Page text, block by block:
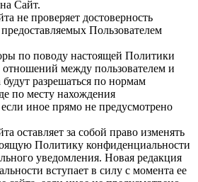
Сайт.
не проверяет достоверность
Пользователем
по поводу настоящей Политики
между пользователем и
разрешаться по нормам
по месту нахождения
иное прямо не предусмотрено
оставляет за собой право изменять
Политику конфиденциальности
уведомления. Новая редакция
вступает в силу с момента ее